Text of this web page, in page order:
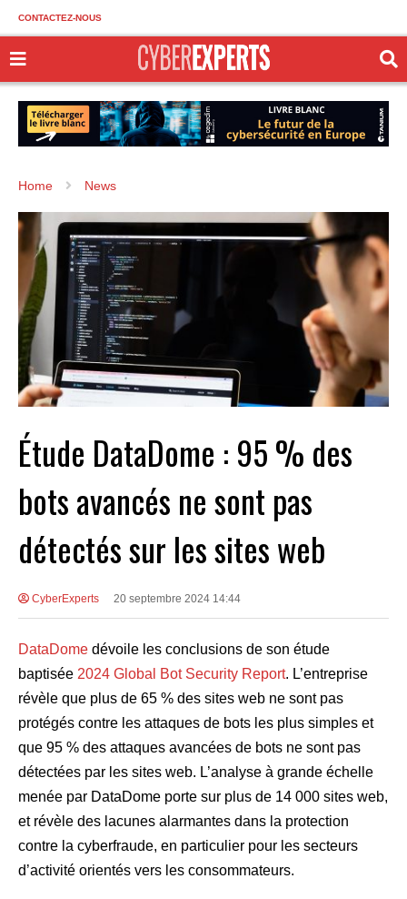
CONTACTEZ-NOUS
Home News
Étude DataDome : 95 % des
bots avancés ne sont pas
détectés sur les sites web
CyberExperts 20 septembre 2024 14:44
DataDome dévoile les conclusions de son étude
baptisée 2024 Global Bot Security Report. L’entreprise
révèle que plus de 65 % des sites web ne sont pas
protégés contre les attaques de bots les plus simples et
que 95 % des attaques avancées de bots ne sont pas
détectées par les sites web. L’analyse à grande échelle
menée par DataDome porte sur plus de 14 000 sites web,
et révèle des lacunes alarmantes dans la protection
contre la cyberfraude, en particulier pour les secteurs
d’activité orientés vers les consommateurs.